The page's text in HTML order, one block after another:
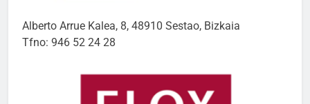
Alberto Arrue Kalea, 8, 48910 Sestao, Bizkaia
Tfno: 946 52 24 28